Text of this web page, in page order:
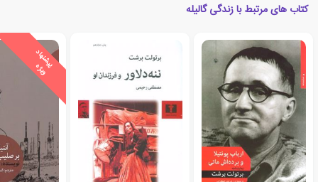
کتاب های مرتبط با زندگی گالیله
پ
ی
ش
ن
ه
ا
د
و
ی
ژ
ه